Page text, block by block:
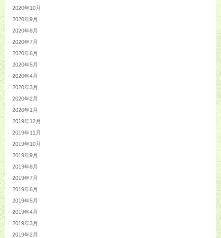
2020年10月
2020年9月
2020年8月
2020年7月
2020年6月
2020年5月
2020年4月
2020年3月
2020年2月
2020年1月
2019年12月
2019年11月
2019年10月
2019年9月
2019年8月
2019年7月
2019年6月
2019年5月
2019年4月
2019年3月
2019年2月